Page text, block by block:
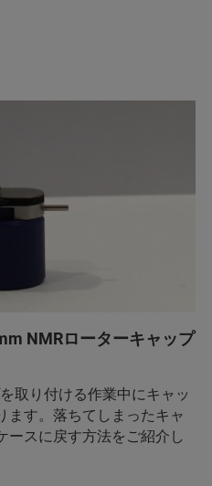
NMRローターキャップ
取り付ける作業中にキャッ
ます。落ちてしまったキャ
ースに戻す方法をご紹介し